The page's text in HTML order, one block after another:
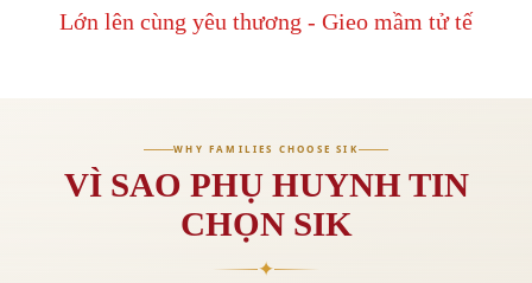
Lớn lên cùng yêu thương - Gieo mầm tử tế
WHY FAMILIES CHOOSE SIK
VÌ SAO PHỤ HUYNH TIN
CHỌN SIK
✦